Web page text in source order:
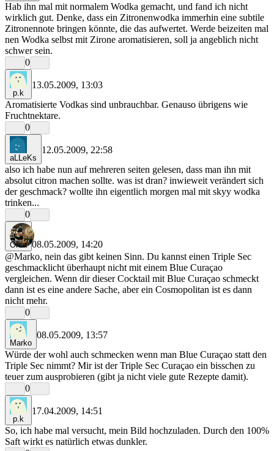
Hab ihn mal mit normalem Wodka gemacht, und fand ich nicht
wirklich gut. Denke, dass ein Zitronenwodka immerhin eine subtile
Zitronennote bringen könnte, die das aufwertet. Werde beizeiten mal
nen Wodka selbst mit Zirone aromatisieren, soll ja angeblich nicht
schwer sein.
0
p.k
13.05.2009, 13:03
Aromatisierte Vodkas sind unbrauchbar. Genauso übrigens wie
Fruchtnektare.
0
aLLeKs
12.05.2009, 22:58
also ich habe nun auf mehreren seiten gelesen, dass man ihn mit
absolut citron machen sollte. was ist dran? inwieweit verändert sich
der geschmack? wollte ihn eigentlich morgen mal mit skyy wodka
trinken...
0
Orca 08.05.2009, 14:20
@Marko, nein das gibt keinen Sinn. Du kannst einen Triple Sec
geschmacklicht überhaupt nicht mit einem Blue Curaçao
vergleichen. Wenn dir dieser Cocktail mit Blue Curaçao schmeckt
dann ist es eine andere Sache, aber ein Cosmopolitan ist es dann
nicht mehr.
0
Marko
08.05.2009, 13:57
Würde der wohl auch schmecken wenn man Blue Curaçao statt den
Triple Sec nimmt? Mir ist der Triple Sec Curaçao ein bisschen zu
teuer zum ausprobieren (gibt ja nicht viele gute Rezepte damit).
0
p.k
17.04.2009, 14:51
So, ich habe mal versucht, mein Bild hochzuladen. Durch den 100%
Saft wirkt es natürlich etwas dunkler.